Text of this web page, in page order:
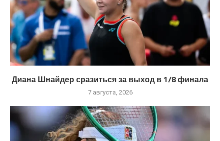
Диана Шнайдер сразиться за выход в 1/8 финала
7 августа, 2026